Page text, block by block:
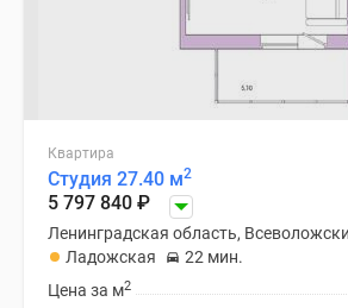
Квартира
Студия 27.40 м2
5 797 840 ₽
Ленинградская область,
Ладожская
22 мин.
Цена за м2